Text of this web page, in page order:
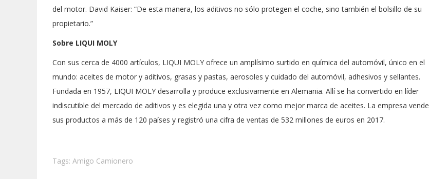
del motor. David Kaiser: “De esta manera, los aditivos no sólo protegen el coche, sino también el bolsillo de su
propietario.”
Sobre LIQUI MOLY
Con sus cerca de 4000 artículos, LIQUI MOLY ofrece un amplísimo surtido en química del automóvil, único en el
mundo: aceites de motor y aditivos, grasas y pastas, aerosoles y cuidado del automóvil, adhesivos y sellantes.
Fundada en 1957, LIQUI MOLY desarrolla y produce exclusivamente en Alemania. Allí se ha convertido en líder
indiscutible del mercado de aditivos y es elegida una y otra vez como mejor marca de aceites. La empresa vende
sus productos a más de 120 países y registró una cifra de ventas de 532 millones de euros en 2017.
Tags: Amigo Camionero